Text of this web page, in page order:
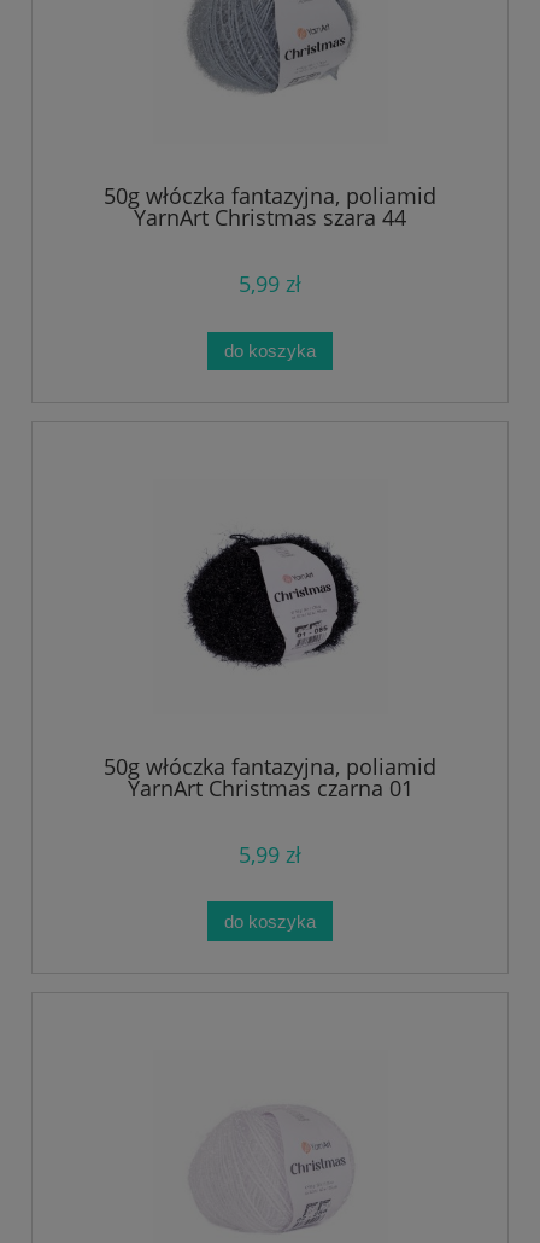
50g włóczka fantazyjna, poliamid
YarnArt Christmas szara 44
5,99 zł
do koszyka
50g włóczka fantazyjna, poliamid
YarnArt Christmas czarna 01
5,99 zł
do koszyka